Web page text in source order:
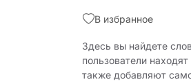
В избранное
Здесь вы найдете
пользователи
также добавляют